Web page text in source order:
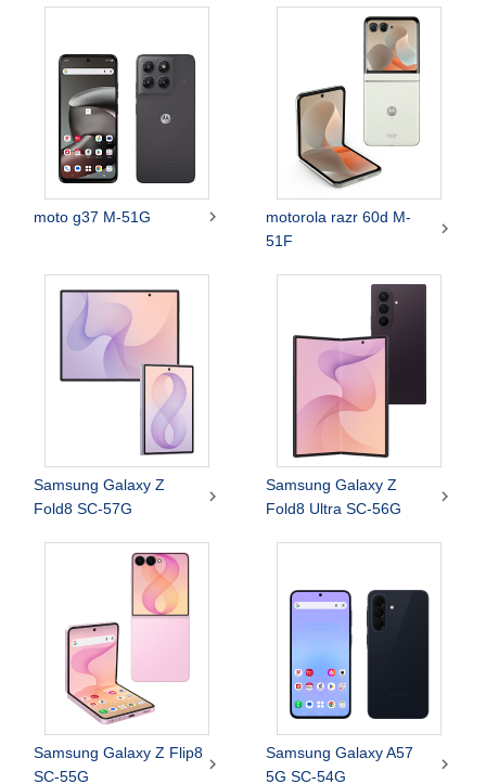
moto g37 M-51G 
motorola razr 60d M-
51F

Samsung Galaxy Z
Fold8 SC-57G

Samsung Galaxy Z
Fold8 Ultra SC-56G

Samsung Galaxy Z Flip8
SC-55G

Samsung Galaxy A57
5G SC-54G
